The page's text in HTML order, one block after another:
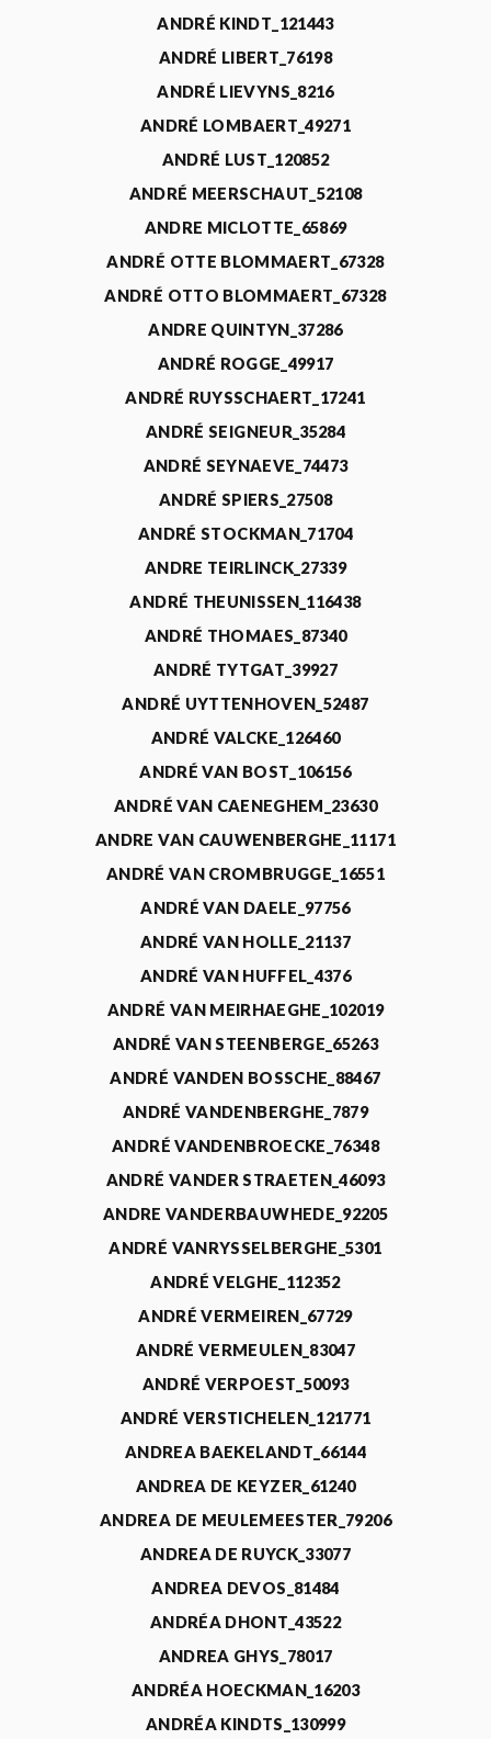
ANDRÉ KINDT_121443
ANDRÉ LIBERT_76198
ANDRÉ LIEVYNS_8216
ANDRÉ LOMBAERT_49271
ANDRÉ LUST_120852
ANDRÉ MEERSCHAUT_52108
ANDRE MICLOTTE_65869
ANDRÉ OTTE BLOMMAERT_67328
ANDRÉ OTTO BLOMMAERT_67328
ANDRE QUINTYN_37286
ANDRÉ ROGGE_49917
ANDRÉ RUYSSCHAERT_17241
ANDRÉ SEIGNEUR_35284
ANDRÉ SEYNAEVE_74473
ANDRÉ SPIERS_27508
ANDRÉ STOCKMAN_71704
ANDRE TEIRLINCK_27339
ANDRÉ THEUNISSEN_116438
ANDRÉ THOMAES_87340
ANDRÉ TYTGAT_39927
ANDRÉ UYTTENHOVEN_52487
ANDRÉ VALCKE_126460
ANDRÉ VAN BOST_106156
ANDRÉ VAN CAENEGHEM_23630
ANDRE VAN CAUWENBERGHE_11171
ANDRÉ VAN CROMBRUGGE_16551
ANDRÉ VAN DAELE_97756
ANDRÉ VAN HOLLE_21137
ANDRÉ VAN HUFFEL_4376
ANDRÉ VAN MEIRHAEGHE_102019
ANDRÉ VAN STEENBERGE_65263
ANDRÉ VANDEN BOSSCHE_88467
ANDRÉ VANDENBERGHE_7879
ANDRÉ VANDENBROECKE_76348
ANDRÉ VANDER STRAETEN_46093
ANDRE VANDERBAUWHEDE_92205
ANDRÉ VANRYSSELBERGHE_5301
ANDRÉ VELGHE_112352
ANDRÉ VERMEIREN_67729
ANDRÉ VERMEULEN_83047
ANDRÉ VERPOEST_50093
ANDRÉ VERSTICHELEN_121771
ANDREA BAEKELANDT_66144
ANDREA DE KEYZER_61240
ANDREA DE MEULEMEESTER_79206
ANDREA DE RUYCK_33077
ANDREA DEVOS_81484
ANDRÉA DHONT_43522
ANDREA GHYS_78017
ANDRÉA HOECKMAN_16203
ANDRÉA KINDTS_130999